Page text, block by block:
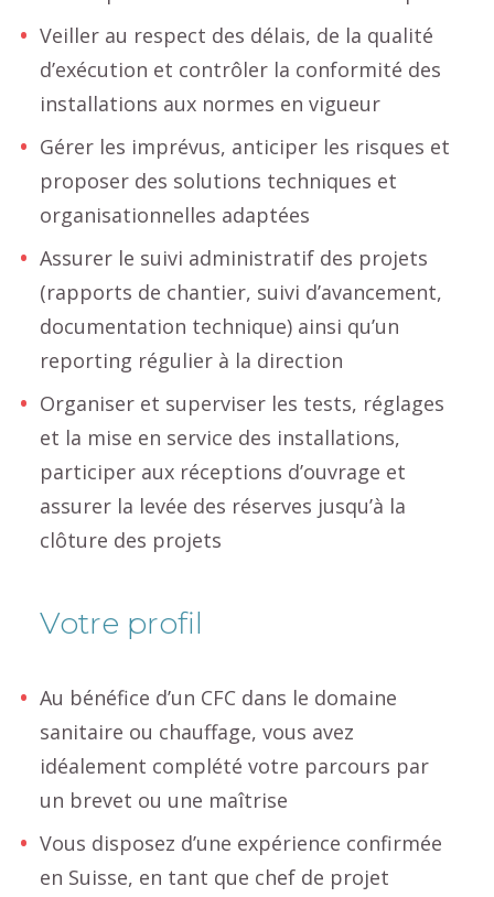
Veiller au respect des délais, de la qualité
d’exécution et contrôler la conformité des
installations aux normes en vigueur
Gérer les imprévus, anticiper les risques et
proposer des solutions techniques et
organisationnelles adaptées
Assurer le suivi administratif des projets
(rapports de chantier, suivi d’avancement,
documentation technique) ainsi qu’un
reporting régulier à la direction
Organiser et superviser les tests, réglages
et la mise en service des installations,
participer aux réceptions d’ouvrage et
assurer la levée des réserves jusqu’à la
clôture des projets
Votre profil
Au bénéfice d’un CFC dans le domaine
sanitaire ou chauffage, vous avez
idéalement complété votre parcours par
un brevet ou une maîtrise
Vous disposez d’une expérience confirmée
en Suisse, en tant que chef de projet